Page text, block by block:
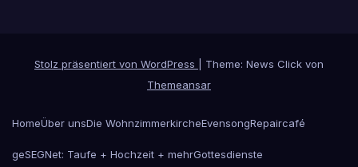
Stolz präsentiert von WordPress
Theme: News Click von
Themeansar
HomeÜber unsDie WohnzimmerkircheEvensongRepaircafé
geSEGNet: Taufe + Hochzeit + mehrGottesdienste